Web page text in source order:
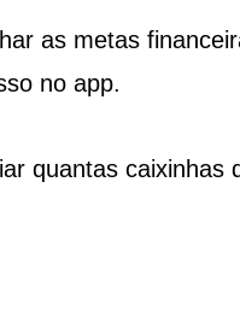
as metas
no app.
quantas caixinhas